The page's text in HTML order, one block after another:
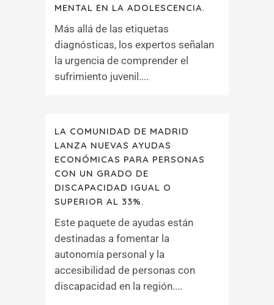
MENTAL EN LA ADOLESCENCIA.
Más allá de las etiquetas
diagnósticas, los expertos señalan
la urgencia de comprender el
sufrimiento juvenil....
LA COMUNIDAD DE MADRID
LANZA NUEVAS AYUDAS
ECONÓMICAS PARA PERSONAS
CON UN GRADO DE
DISCAPACIDAD IGUAL O
SUPERIOR AL 33%.
Este paquete de ayudas están
destinadas a fomentar la
autonomía personal y la
accesibilidad de personas con
discapacidad en la región....